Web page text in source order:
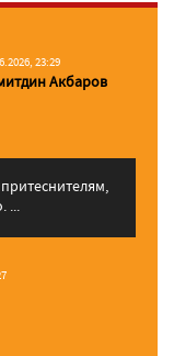
23:29
Акбаров
...